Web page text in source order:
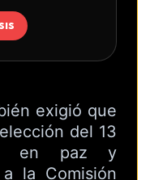
exigió que
del 13
en paz y
la Comisión